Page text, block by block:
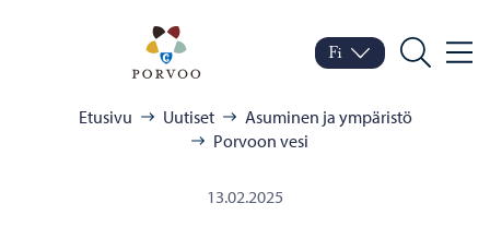
Porvoo – Siirry
Vaihda kieltä
Nykyinen kieli: Suomi
Fi
Hae
Etusivu Uutiset
Asuminen ja ympäristö
Porvoon vesi
13.02.2025